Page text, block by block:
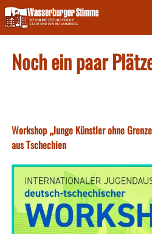
Skip
to
content
Noch ein paar
Workshop „Junge Künstler ohne
aus Tschechien